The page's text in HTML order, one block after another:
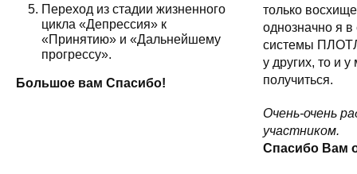
Переход из стадии жизненного
цикла «Депрессия» к
«Принятию» и «Дальнейшему
прогрессу».
Большое вам Спасибо!
только
однозначно я в
системы
у других, то и
получиться.
Очень-очень
участником.
Спасибо Вам